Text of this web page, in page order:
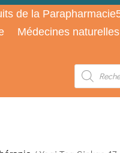
de la
Médecines naturelles
Recherche
produits